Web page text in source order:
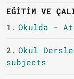
EĞITIM VE
1. Okulda -
2. Okul
subjects